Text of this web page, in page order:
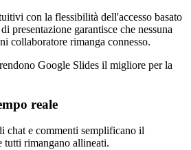
con la flessibilità dell'accesso basato
presentazione garantisce che nessuna
collaboratore rimanga connesso.
Google Slides il migliore per la
reale
chat e commenti semplificano il
tutti rimangano allineati.